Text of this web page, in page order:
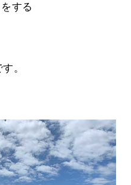
する
。